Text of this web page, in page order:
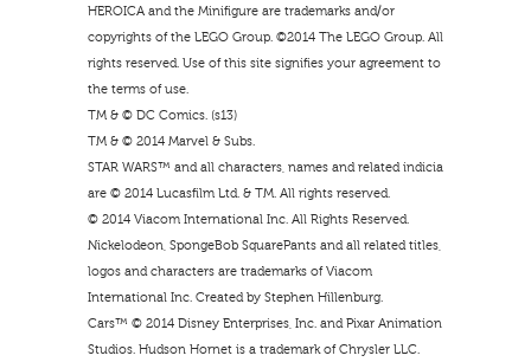
HEROICA and the Minifigure are trademarks and/or
copyrights of the LEGO Group. ©2014 The LEGO Group. All
rights reserved. Use of this site signifies your agreement to
the terms of use.
TM & © DC Comics. (s13)
TM & © 2014 Marvel & Subs.
STAR WARS™ and all characters, names and related indicia
are © 2014 Lucasfilm Ltd. & TM. All rights reserved.
© 2014 Viacom International Inc. All Rights Reserved.
Nickelodeon, SpongeBob SquarePants and all related titles,
logos and characters are trademarks of Viacom
International Inc. Created by Stephen Hillenburg.
Cars™ © 2014 Disney Enterprises, Inc. and Pixar Animation
Studios. Hudson Hornet is a trademark of Chrysler LLC.